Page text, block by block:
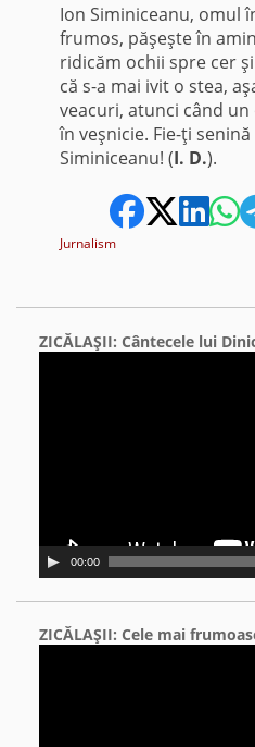
Ion Siminiceanu, omul
frumos, păşeşte în
ridicăm ochii spre cer
că s-a mai ivit o stea,
veacuri, atunci când
în veşnicie. Fie-ţi
Siminiceanu! (I. D.).
Jurnalism
ZICĂLAŞII: Cântecele lui
00:00
ZICĂLAŞII: Cele mai